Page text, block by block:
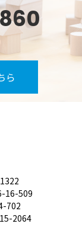
ら
16-509
702
2064